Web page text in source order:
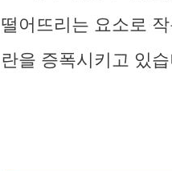
떨어뜨리는 요소로
란을 증폭시키고 있